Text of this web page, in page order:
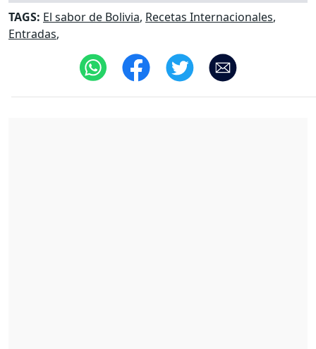
TAGS: El sabor de Bolivia, Recetas Internacionales,
Entradas,